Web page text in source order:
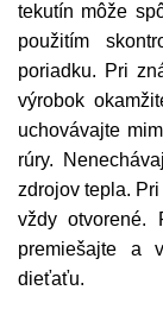
tekutín môže
použitím
poriadku. Pri
výrobok
uchovávajte
rúry.
zdrojov tepla.
vždy otvorené.
premiešajte a
dieťaťu.